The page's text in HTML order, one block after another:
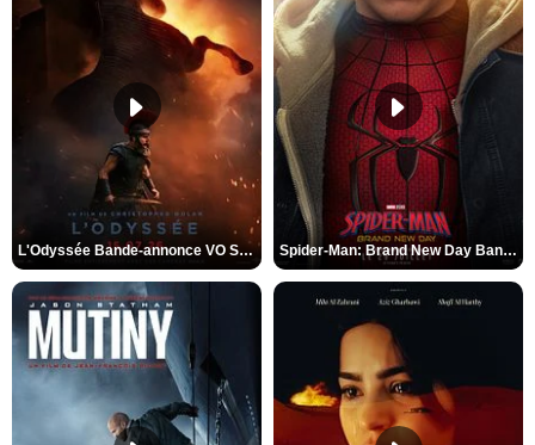
L'Odyssée Bande-annonce VO STFR Spider-Man: Brand New Day Bande-annonce VO STFR